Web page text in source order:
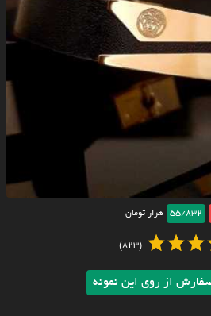
55/832 هزار تومان
(823)
از روی این نمونه